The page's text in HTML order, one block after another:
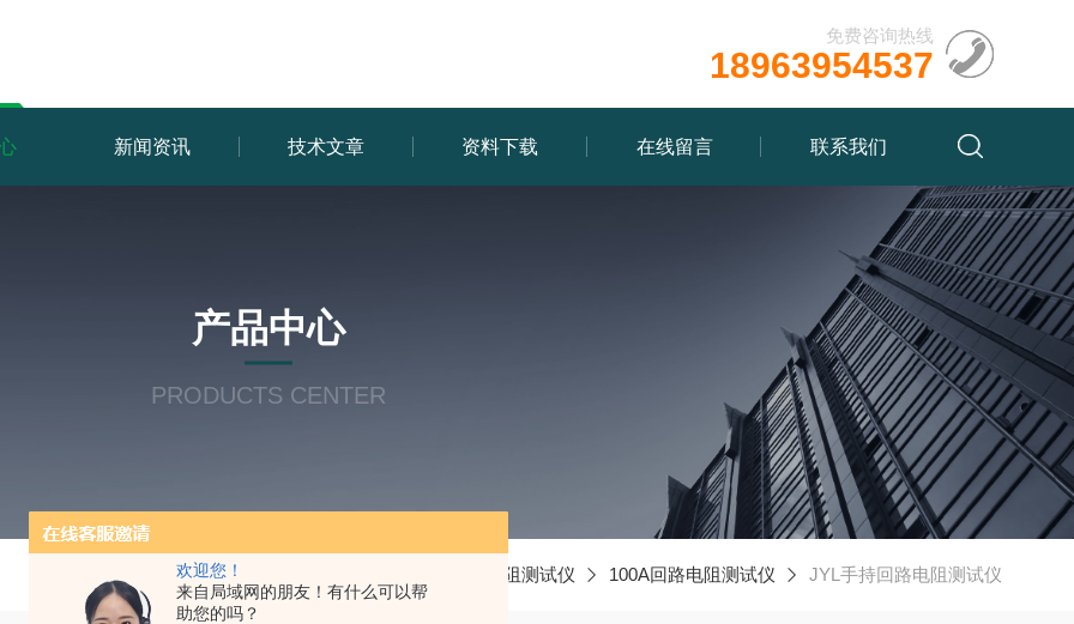
欢迎您！
来自局域网的朋友！有什么可以帮
助您的吗？
免费咨询热线
18963954537
新闻资讯 技术文章 资料下载 在线留言 联系我们
产品中心
PRODUCTS CENTER
当前位置： 回路电阻测试仪 100A回路电阻测试仪 JYL手持回路电阻测试仪